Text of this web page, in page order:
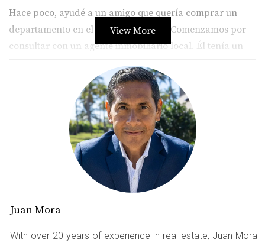
Hace poco, ayudé a un amigo que quería comprar un
departamento en el centro de Miami. Comenzamos por
consultar con un agente inmobiliario local. Él tenía un
profundo conocimiento de las regulaciones en esa área
El agente nos mostró varias propiedades y explicó la
importancia del contrato de compra-venta. También
destacó los diferentes impuestos aplicables en Florida.
Gracias a su ayuda, mi amigo pudo hacer una oferta
informada y cerró la compra sin inconvenientes.
Si necesitas asesoramiento sobre la compra
profesional.
View More
Juan Mora
With over 20 years of experience in real estate, Juan Mora